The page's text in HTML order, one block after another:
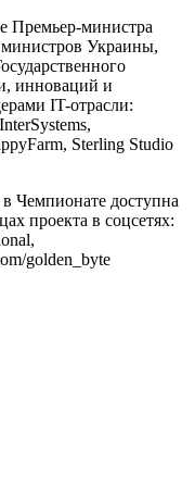
Премьер-министра
Украины,
инноваций и
IT-отрасли:
Sterling Studio
Чемпионате доступна
проекта в соцсетях:
golden_byte